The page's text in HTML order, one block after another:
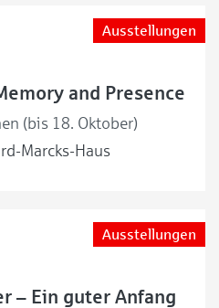
Ausstellungen
and Presence
(bis 18. Oktober)
Marcks-Haus
Ausstellungen
– Ein guter Anfang